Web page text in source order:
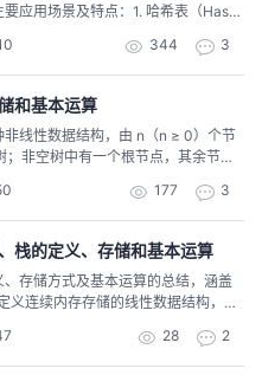
应用场景及特点：1. 哈希表（Hash
到数组索引，实现平均 O(1) 时间复
，键唯一。适用场景：快速查找：
去重：统计词频、检测重复元素。键
应用中的Session存储）。实现集合
。示例：搜索引擎的倒排索引（单
，需结合链表实现）。2. 堆
最大堆（父节点 ≥ 子节点）和最小
时间复杂度为 O(log n)，获取极值
列：任务调度、事件驱动模拟（如操
据中的前100个最大值。堆排序：对
图算法：Dijkstra最短路径算法、
Stack）核心特性：后进先出
出）。操作时间复杂度为 O(1)。适
变量（如递归实现）。表达式求
器检查代码中的括号是否匹配。撤
344 3
和基本运算
线性数据结构，由 n（n ≥ 0）个节
非空树中有一个根节点，其余节点
每个子集本身又是一棵树，称为子
仅有一个根节点。互斥子树：除根
。存储方式双亲表示法（顺序存
数据域和父指针（如 parent = -1 表
）。缺点：查找子节点需遍历整个
typedef struct { int data; int
tree[MAX_SIZE]; 孩子表示法
个子节点链表，包含数据域和指向子
遍历链表）。缺点：需额外空间存
间。示例：#define MAX_CHILD 3
177 3
的定义、存储和基本运算
存储方式及基本运算的总结，涵盖
义连续内存存储的线性数据结构，通
固定大小（静态数组）或动态扩容
）。2. 存储方式顺序存储：元素在
基地址 + 索引 × 元素大小（例如：int
28 2